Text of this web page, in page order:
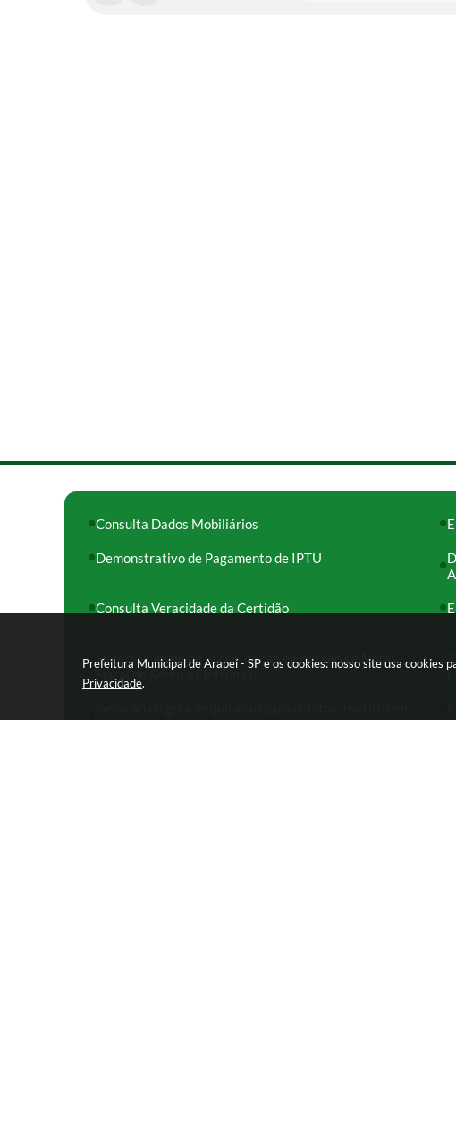
Prefeitura Municipal de Arapeí - SP e os cookies: nosso site usa cookies
Privacidade.
Consulta Dados Mobiliários
Demonstrativo de Pagamento de IPTU
Consulta Veracidade da Certidão
Sistema Online de Escrituração e Emissão de Notas
Fiscal de Serviço Eletrônico
Dívida Ativa